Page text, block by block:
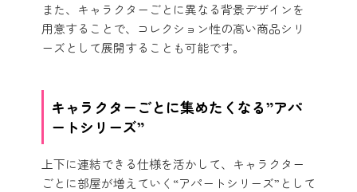
また、キャラクターごとに異なる背景デザインを
用意することで、コレクション性の高い商品シリ
ーズとして展開することも可能です。
キャラクターごとに集めたくなる”アパ
ートシリーズ”
上下に連結できる仕様を活かして、キャラクター
ごとに部屋が増えていく“アパートシリーズ”として